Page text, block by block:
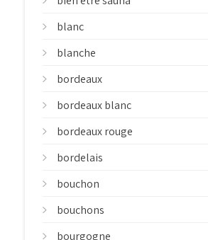
blanc
blanche
bordeaux
bordeaux blanc
bordeaux rouge
bordelais
bouchon
bouchons
bourgogne